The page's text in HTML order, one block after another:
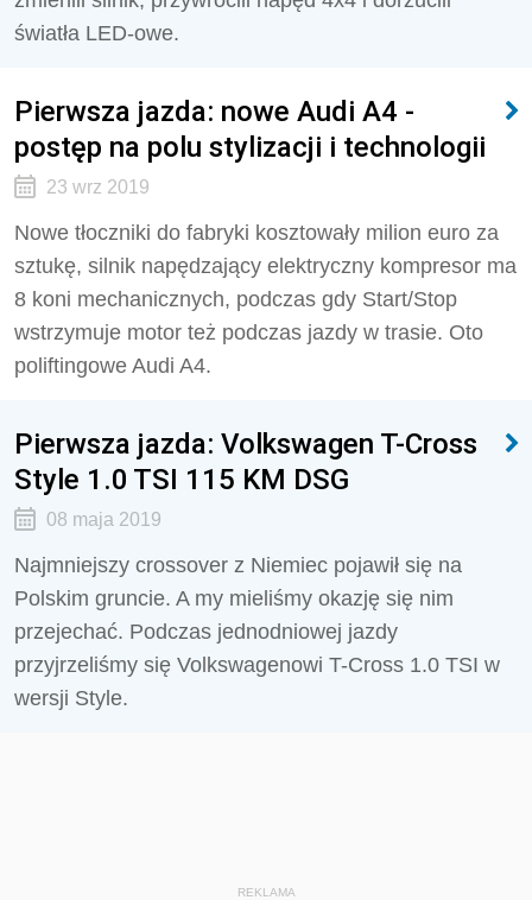
światła LED-owe.
Pierwsza jazda: nowe Audi A4 -
postęp na polu stylizacji i technologii
23 wrz 2019
Nowe tłoczniki do fabryki kosztowały milion euro za
sztukę, silnik napędzający elektryczny kompresor ma
8 koni mechanicznych, podczas gdy Start/Stop
wstrzymuje motor też podczas jazdy w trasie. Oto
poliftingowe Audi A4.
Pierwsza jazda: Volkswagen T-Cross
Style 1.0 TSI 115 KM DSG
08 maja 2019
Najmniejszy crossover z Niemiec pojawił się na
Polskim gruncie. A my mieliśmy okazję się nim
przejechać. Podczas jednodniowej jazdy
przyjrzeliśmy się Volkswagenowi T-Cross 1.0 TSI w
wersji Style.
REKLAMA